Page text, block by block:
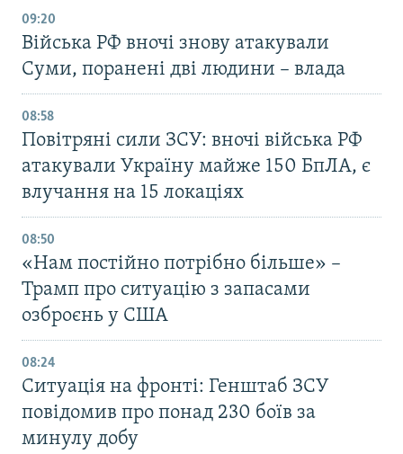
09:20
Війська РФ вночі знову атакували
Суми, поранені дві людини – влада
08:58
Повітряні сили ЗСУ: вночі війська РФ
атакували Україну майже 150 БпЛА, є
влучання на 15 локаціях
08:50
«Нам постійно потрібно більше» –
Трамп про ситуацію з запасами
озброєнь у США
08:24
Ситуація на фронті: Генштаб ЗСУ
повідомив про понад 230 боїв за
минулу добу